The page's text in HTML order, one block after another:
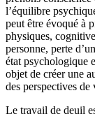
l’équilibre
peut être évoqué à
physiques,
personne, perte
état psychologique
objet de créer une
des perspectives de
Le travail de deuil